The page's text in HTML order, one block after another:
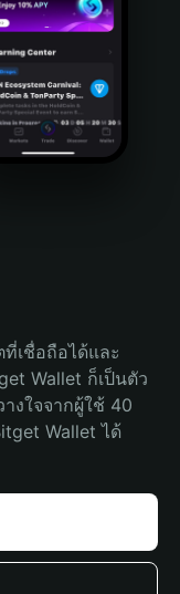
เชื่อถือได้และ
Wallet ก็เป็นตัว
งใจจากผู้ใช้ 40
Wallet ได้